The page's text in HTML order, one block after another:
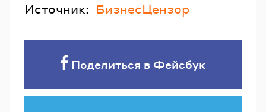
Источник: БизнесЦензор
Поделиться в Фейсбук